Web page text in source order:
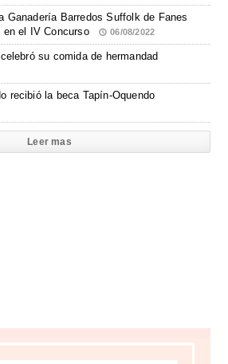
Ganadería Barredos Suffolk de Fanes
en el IV Concurso
06/08/2022
su comida de hermandad
recibió la beca Tapín-Oquendo
Leer mas